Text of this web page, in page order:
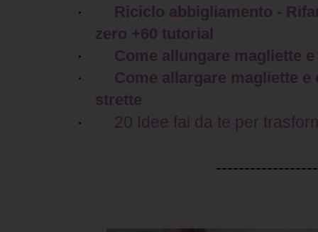
·
Riciclo abbigliamento -
zero +60 tutorial
· Come allungare magliette
·
Come allargare magliette
strette
· 20 Idee fai da te per